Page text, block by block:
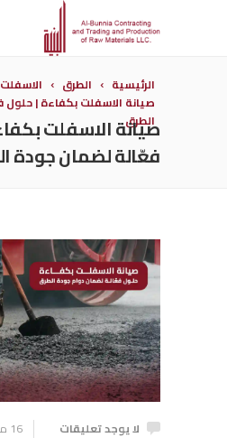
الرئيسية الطرق
الاسفلت
صيانة الاسفلت بكفاءة |
الطرق
صيانة الاسفلت
فعّالة لضمان جودة
16 مايو، 2024 لا يوجد تعليقات